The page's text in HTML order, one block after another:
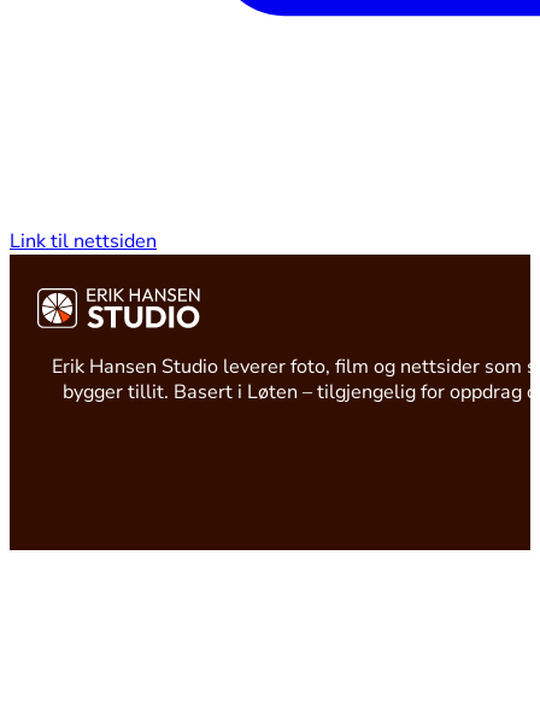
Link til nettsiden
Erik Hansen Studio leverer foto, film og nettsider som
bygger tillit. Basert i Løten – tilgjengelig for oppdrag